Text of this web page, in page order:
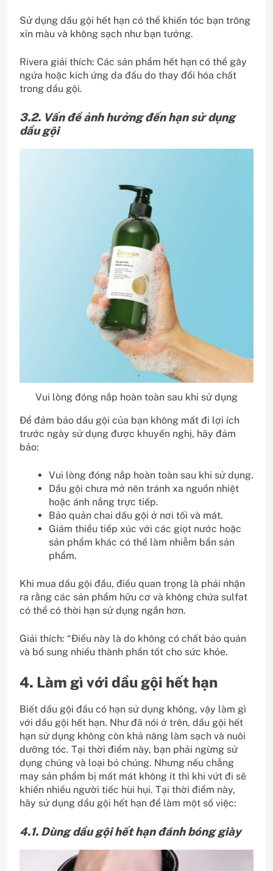
Sử dụng dầu gội hết hạn có thể khiến tóc bạn trông
xỉn màu và không sạch như bạn tưởng.
Rivera giải thích: Các sản phẩm hết hạn có thể gây
ngứa hoặc kích ứng da đầu do thay đổi hóa chất
trong dầu gội.
3.2. Vấn đề ảnh hưởng đến hạn sử dụng
dầu gội
Vui lòng đóng nắp hoàn toàn sau khi sử dụng
Để đảm bảo dầu gội của bạn không mất đi lợi ích
trước ngày sử dụng được khuyến nghị, hãy đảm
bảo:
Vui lòng đóng nắp hoàn toàn sau khi sử dụng.
Dầu gội chưa mở nên tránh xa nguồn nhiệt
hoặc ánh nắng trực tiếp.
Bảo quản chai dầu gội ở nơi tối và mát.
Giảm thiểu tiếp xúc với các giọt nước hoặc
sản phẩm khác có thể làm nhiễm bẩn sản
phẩm.
Khi mua dầu gội đầu, điều quan trọng là phải nhận
ra rằng các sản phẩm hữu cơ và không chứa sulfat
có thể có thời hạn sử dụng ngắn hơn.
Giải thích: “Điều này là do không có chất bảo quản
và bổ sung nhiều thành phần tốt cho sức khỏe.
4. Làm gì với dầu gội hết hạn
Biết dầu gội đầu có hạn sử dụng không, vậy làm gì
với dầu gội hết hạn. Như đã nói ở trên, dầu gội hết
hạn sử dụng không còn khả năng làm sạch và nuôi
dưỡng tóc. Tại thời điểm này, bạn phải ngừng sử
dụng chúng và loại bỏ chúng. Nhưng nếu chẳng
may sản phẩm bị mất mát không ít thì khi vứt đi sẽ
khiến nhiều người tiếc hùi hụi. Tại thời điểm này,
hãy sử dụng dầu gội hết hạn để làm một số việc:
4.1. Dùng dầu gội hết hạn đánh bóng giày